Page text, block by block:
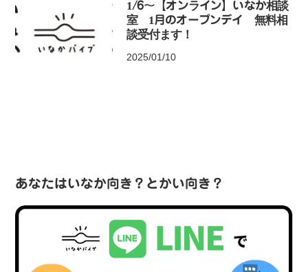
1/6〜【オンライン】いなか相談
室 1月のオープンデイ 無料相
談受付ます！
2025/01/10
あなたはいなか向き？とかい向き？